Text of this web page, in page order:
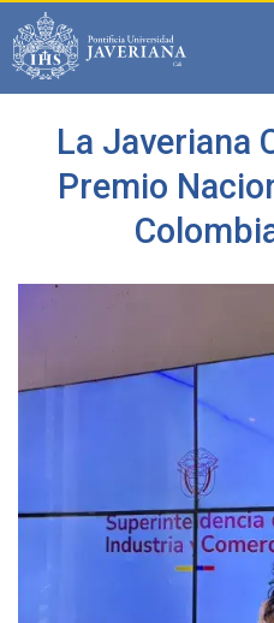
Saltar al contenido principal
La Javeriana
Premio